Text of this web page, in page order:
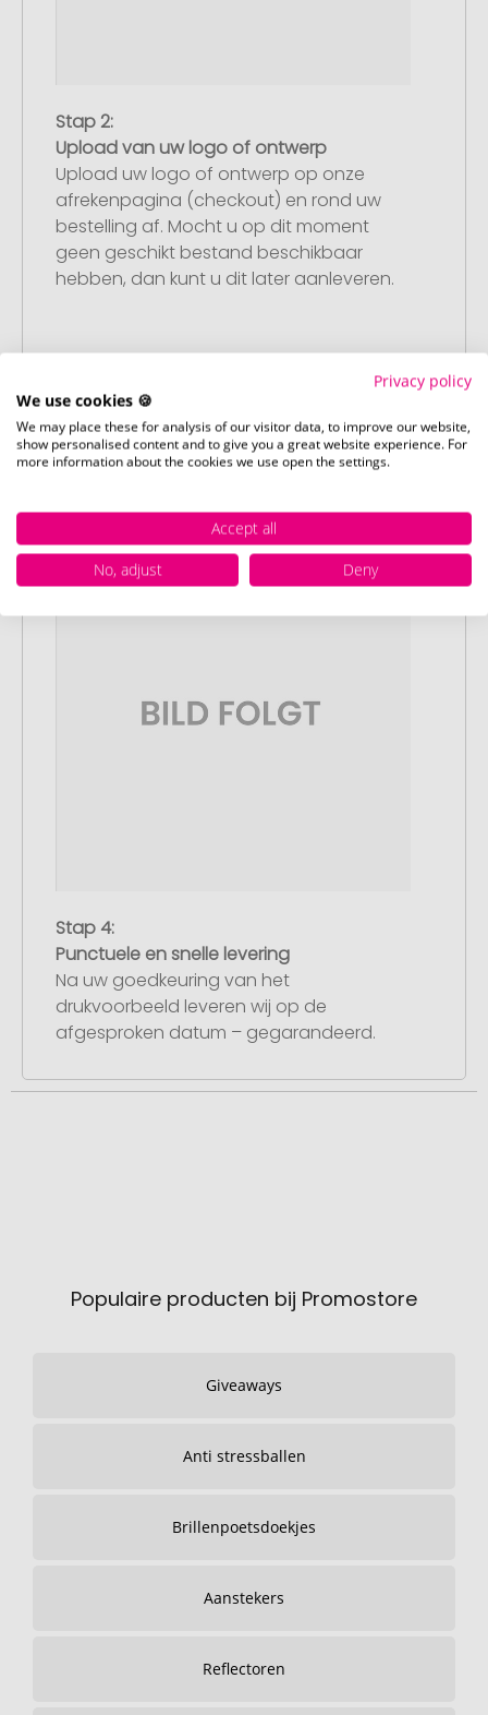
Stap 2:
Upload van uw logo of ontwerp
Upload uw logo of ontwerp op onze
afrekenpagina (checkout) en rond uw
bestelling af. Mocht u op dit moment
geen geschikt bestand beschikbaar
hebben, dan kunt u dit later aanleveren.
Artikelvoorbeeld en goedkeuring
U ontvangt van ons een gratis
drukvoorbeeld met uw ontwerp. Zodra u
dit heeft goedgekeurd, starten wij direct
Stap 4:
Punctuele en snelle levering
Na uw goedkeuring van het
drukvoorbeeld leveren wij op de
afgesproken datum – gegarandeerd.
Populaire producten bij Promostore
Giveaways
Anti stressballen
Brillenpoetsdoekjes
Aanstekers
Reflectoren
Privacy policy
We use cookies 🍪
We may place these for analysis of our visitor data, to improve our website,
show personalised content and to give you a great website experience. For
more information about the cookies we use open the settings.
Accept all
No, adjust
Deny